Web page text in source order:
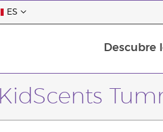
ES
Descubre
KidScents